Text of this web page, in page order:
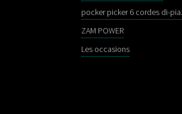
ZAM POWER
Les occasions